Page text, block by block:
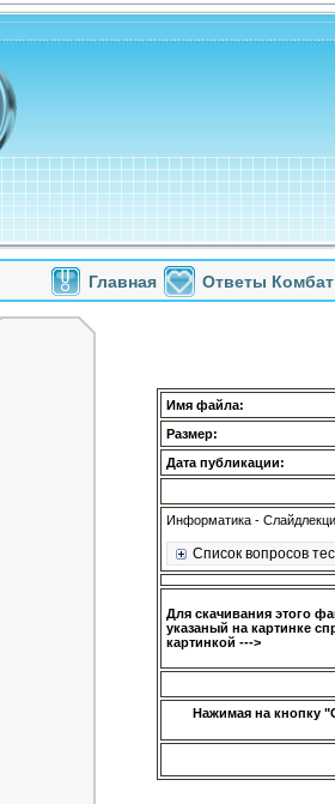
Главная Ответы Комбат
Имя файла:
Размер:
Дата публикации:
Информатика -
Список вопросов
Для скачивания этого
указаный на картинке
картинкой --->
Нажимая на кнопку